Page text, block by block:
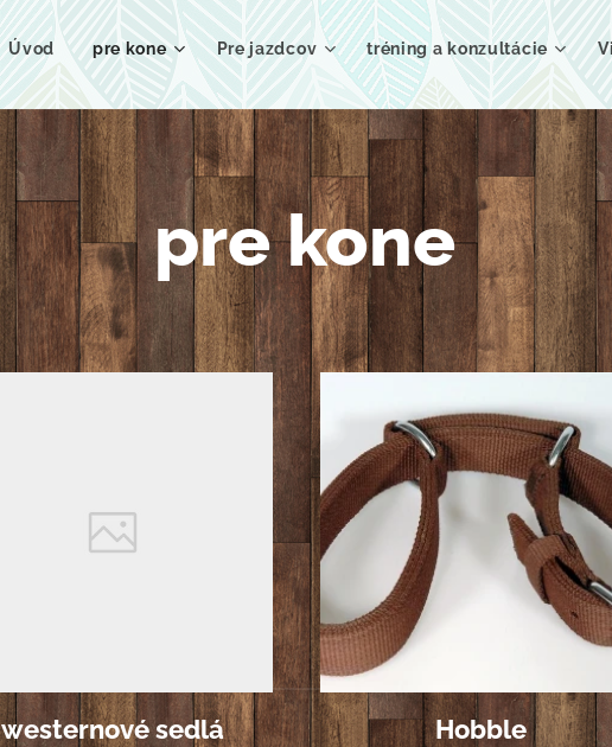
Úvod pre kone Pre jazdcov tréning a konzultácie
pre kone
westernové sedlá Hobble